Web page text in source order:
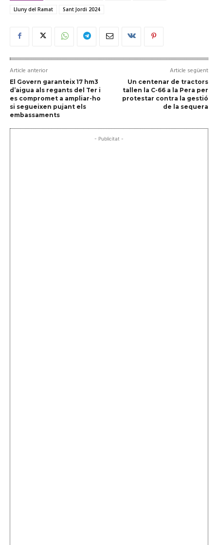
Lluny del Ramat Sant Jordi 2024
Article anterior
El Govern garanteix 17 hm3
d’aigua als regants del Ter i
es compromet a ampliar-ho
si segueixen pujant els
embassaments
Article següent
Un centenar de tractors
tallen la C-66 a la Pera per
protestar contra la gestió
de la sequera
- Publicitat -